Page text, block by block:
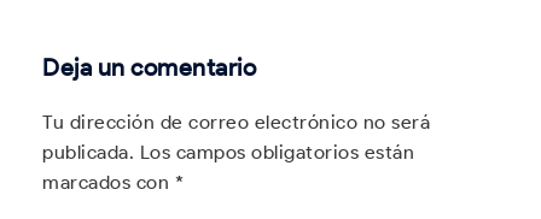
Deja un comentario
Tu dirección de correo electrónico no será
publicada. Los campos obligatorios están
marcados con *